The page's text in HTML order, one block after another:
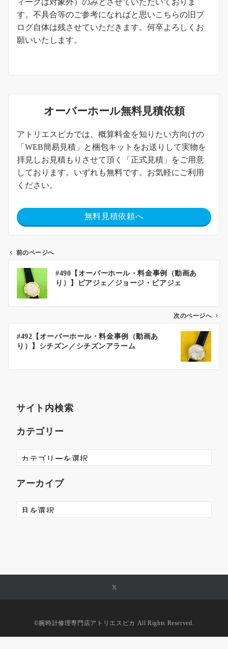
ィークは対象外）のみとさせていただいておりま
す。不具合等のご参考になればと思いこちらの旧ブ
ログ自体は残させていただきます。何卒よろしくお
願いいたします。
オーバーホール無料見積依頼
アトリエスピカでは、概算料金を知りたい方向けの
「WEB簡易見積」と梱包キットをお送りして実物を
拝見しお見積もりさせて頂く「正式見積」をご用意
しております。いずれも無料です。お気軽にご利用
ください。
無料見積依頼へ
前のページへ
#490【オーバーホール・料金事例（動画あ
り）】ピアジェ／ジョージ・ピアジェ
次のページへ
#492【オーバーホール・料金事例（動画あ
り）】シチズン／シチズンアラーム
サイト内検索
カテゴリー
アーカイブ
©︎腕時計修理専門店アトリエスピカ All Rights Reserved.